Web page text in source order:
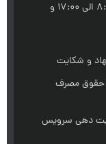
ساعت کار: شنبه تا چهارشنبه از ساعت ۸:۳۰ الی ۱۷:۰۰ و
مصرف
سرویس